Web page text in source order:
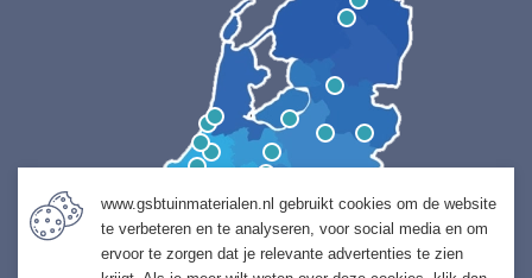
www.gsbtuinmaterialen.nl gebruikt cookies om de website
te verbeteren en te analyseren, voor social media en om
ervoor te zorgen dat je relevante advertenties te zien